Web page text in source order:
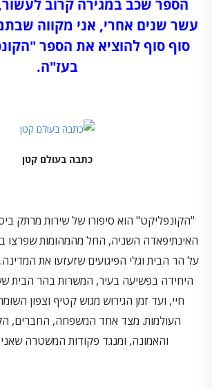
הספר שכב במגירה קרוב לעשור,
עשר שנים אחרי, אני מקווה
סוף סוף להוציא את הספר
בעז"ה.
כתבה בעולם קטן
"הקונפליקט" הוא סיפורו של שירות מרתק
האינתיפאדה השניה, החל מהמהומות
על הר הבית וגלי הפיגועים שזעזעו את המדינה.
היחידה בפשיעה בעיר, המשרות בהר הבית
חיי, ועד זמן הגירוש מגוש קטיף וצפון
העולמות. מצד אחד המשפחה, החברים,
והאמונה, ומנגד פקודות המשטרה